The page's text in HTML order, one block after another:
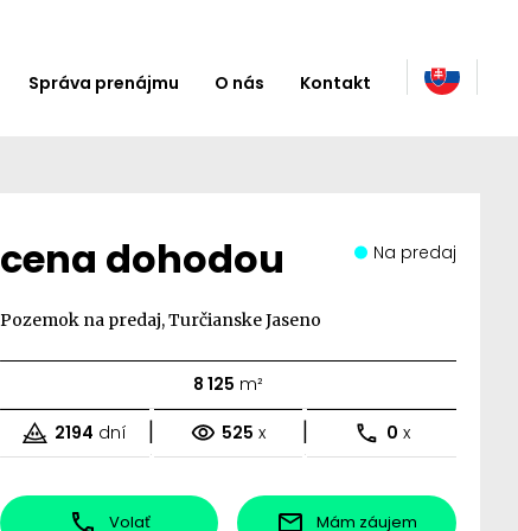
Správa prenájmu O nás Kontakt
cena dohodou Na predaj
Pozemok na predaj, Turčianske Jaseno
8 125 m²
2194 dní | 525 x | 0 x
Volať Mám záujem